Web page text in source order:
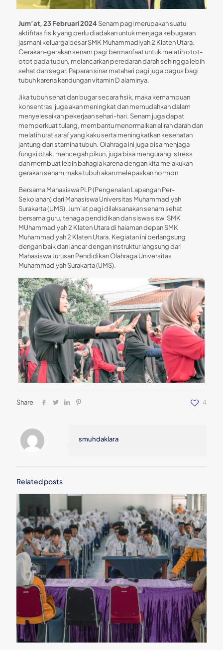
Jum’at, 23 Februari 2024 Senam pagi merupakan suatu
aktifitas fisik yang perlu diadakan untuk menjaga kebugaran
jasmani keluarga besar SMK Muhammadiyah 2 Klaten Utara.
Gerakan-gerakan senam pagi bermanfaat untuk melatih otot-
otot pada tubuh, melancarkan peredaran darah sehingga lebih
sehat dan segar. Paparan sinar matahari pagi juga bagus bagi
tubuh karena kandungan vitamin D alaminya.
Jika tubuh sehat dan bugar secara fisik, maka kemampuan
konsentrasi juga akan meningkat dan memudahkan dalam
menyelesaikan pekerjaan sehari-hari. Senam juga dapat
memperkuat tulang, membantu menormalkan aliran darah dan
melatih urat saraf yang kaku serta meningkatkan kesehatan
jantung dan stamina tubuh. Olahraga ini juga bisa menjaga
fungsi otak, mencegah pikun, juga bisa mengurangi stress
dan membuat lebih bahagia karena dengan kita melakukan
gerakan senam maka tubuh akan melepaskan hormon
Bersama Mahasiswa PLP (Pengenalan Lapangan Per-
Sekolahan) dari Mahasiswa Universitas Muhammadiyah
Surakarta (UMS), Jum’at pagi dilaksanakan senam sehat
bersama guru, tenaga pendidikan dan siswa siswi SMK
MUhammadiyah 2 Klaten Utara di halaman depan SMK
Muhammadiyah 2 Klaten Utara. Kegiatan ini berlangsung
dengan baik dan lancar dengan instruktur langsung dari
Mahasiswa Jurusan Pendidikan Olahraga Universitas
Muhammadiyah Surakarta (UMS).
Share 4
smuhdaklara
Related posts